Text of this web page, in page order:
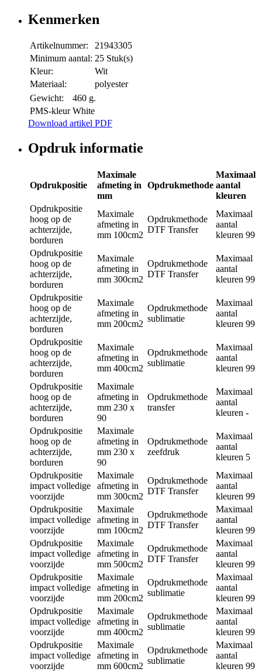
Kenmerken
Artikelnummer:
21943305
Minimum aantal: 25 Stuk(s)
Kleur:
Wit
Materiaal:
polyester
Gewicht:
460 g.
PMS-kleur White
Download artikel PDF
Opdruk informatie
Opdrukpositie
Maximale
afmeting in
mm
Opdrukmethode
Maximaal
aantal
kleuren
Opdrukpositie
hoog op de
achterzijde,
borduren
Maximale
afmeting in
mm 100cm2
Opdrukmethode
DTF Transfer
Maximaal
aantal
kleuren 99
Opdrukpositie
hoog op de
achterzijde,
borduren
Maximale
afmeting in
mm 300cm2
Opdrukmethode
DTF Transfer
Maximaal
aantal
kleuren 99
Opdrukpositie
hoog op de
achterzijde,
borduren
Maximale
afmeting in
mm 200cm2
Opdrukmethode
sublimatie
Maximaal
aantal
kleuren 99
Opdrukpositie
hoog op de
achterzijde,
borduren
Maximale
afmeting in
mm 400cm2
Opdrukmethode
sublimatie
Maximaal
aantal
kleuren 99
Opdrukpositie
hoog op de
achterzijde,
borduren
Maximale
afmeting in
mm 230 x
90
Opdrukmethode
transfer
Maximaal
aantal
kleuren -
Opdrukpositie
hoog op de
achterzijde,
borduren
Maximale
afmeting in
mm 230 x
90
Opdrukmethode
zeefdruk
Maximaal
aantal
kleuren 5
Opdrukpositie
impact volledige
voorzijde
Maximale
afmeting in
mm 300cm2
Opdrukmethode
DTF Transfer
Maximaal
aantal
kleuren 99
Opdrukpositie
impact volledige
voorzijde
Maximale
afmeting in
mm 100cm2
Opdrukmethode
DTF Transfer
Maximaal
aantal
kleuren 99
Opdrukpositie
impact volledige
voorzijde
Maximale
afmeting in
mm 500cm2
Opdrukmethode
DTF Transfer
Maximaal
aantal
kleuren 99
Opdrukpositie
impact volledige
voorzijde
Maximale
afmeting in
mm 200cm2
Opdrukmethode
sublimatie
Maximaal
aantal
kleuren 99
Opdrukpositie
impact volledige
voorzijde
Maximale
afmeting in
mm 400cm2
Opdrukmethode
sublimatie
Maximaal
aantal
kleuren 99
Opdrukpositie
impact volledige
voorzijde
Maximale
afmeting in
mm 600cm2
Opdrukmethode
sublimatie
Maximaal
aantal
kleuren 99